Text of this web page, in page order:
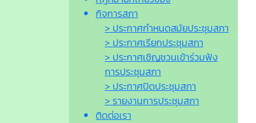
กิจการสภา
> ประกาศกำหนดสมัยประชุมสภา
> ประกาศเรียกประชุมสภา
> ประกาศเชิญชวนเข้าร่วมฟัง
การประชุมสภา
> ประกาศปิดประชุมสภา
> รายงานการประชุมสภา
ติดต่อเรา